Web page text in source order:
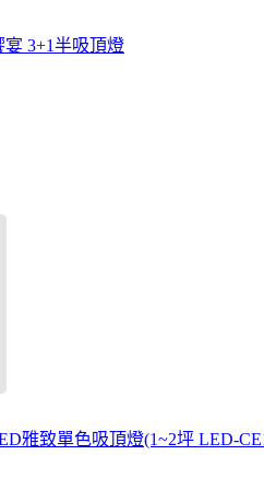
宴 3+1半吸頂燈
雅致單色吸頂燈(1~2坪 LED-